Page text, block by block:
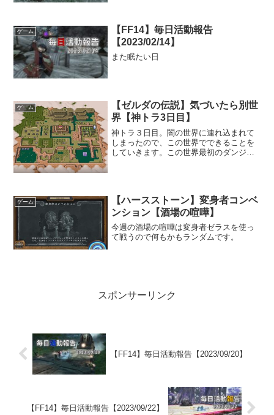
ゲーム
【FF14】毎日活動報告
【2023/02/14】
また眠たい日
ゲーム
【ゼルダの伝説】気づいたら別世
界【神トラ3日目】
神トラ３日目。闇の世界に連れ込まれて
しまったので、この世界でできることを
していきます。この世界最初のダンジョ
ゲーム
【ハースストーン】変身者コンベ
ンション【酒場の喧嘩】
今週の酒場の喧嘩は変身者ゼラスを使っ
て戦うので何もかもランダムです。
スポンサーリンク
【FF14】毎日活動報告【2023/09/20】
【FF14】毎日活動報告【2023/09/22】